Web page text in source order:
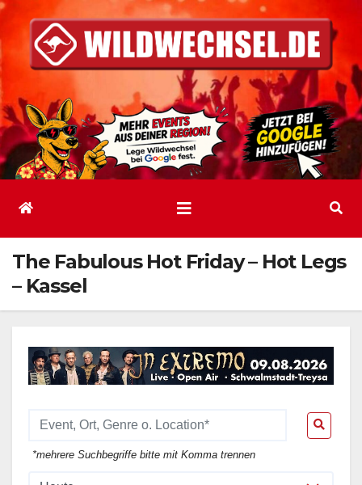
Inhalt
springen
The Fabulous Hot Friday – Hot Legs
– Kassel
*mehrere Suchbegriffe bitte mit Komma trennen